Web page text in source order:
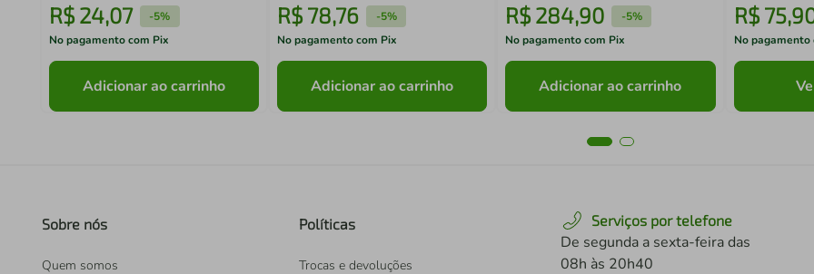
R$ 24,07 -5%
No pagamento com Pix
Adicionar ao carrinho
R$ 78,76 -5%
No pagamento com Pix
Adicionar ao carrinho
R$284,90 -5%
No pagamento com Pix
Adicionar ao carrinho
R$ 75,
No pagamento
Sobre nós
Quem somos
Políticas
Trocas e devoluções
Serviços por telefone
De segunda a sexta-feira das
08h às 20h40